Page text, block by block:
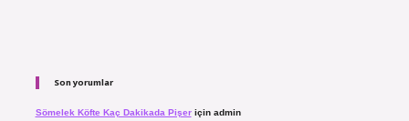
Son yorumlar
Sömelek Köfte Kaç Dakikada Pişeriçin admin